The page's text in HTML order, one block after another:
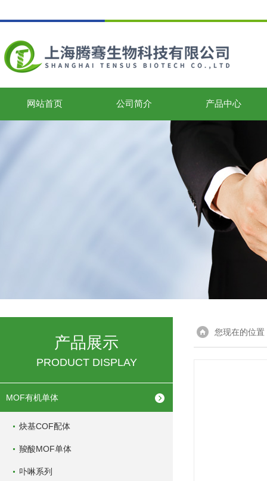
网站首页 公司简介 产品中心
产品展示
PRODUCT DISPLAY
MOF有机单体
炔基COF配体
羧酸MOF单体
卟啉系列
您现在的位置